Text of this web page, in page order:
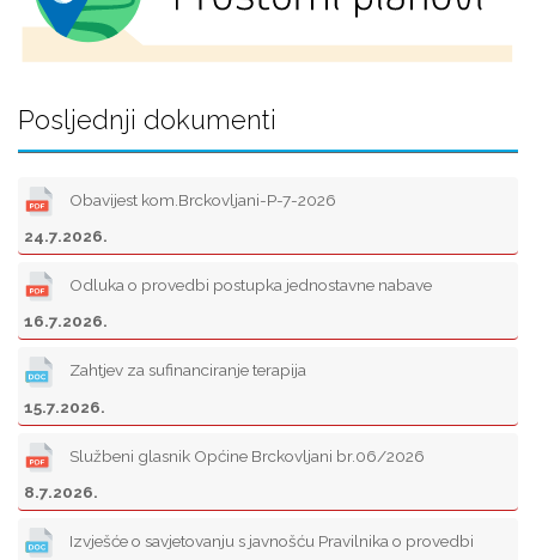
Posljednji dokumenti
Obavijest kom.Brckovljani-P-7-2026
24.7.2026.
Odluka o provedbi postupka jednostavne nabave
16.7.2026.
Zahtjev za sufinanciranje terapija
15.7.2026.
Službeni glasnik Općine Brckovljani br.06/2026
8.7.2026.
Izvješće o savjetovanju s javnošću Pravilnika o provedbi